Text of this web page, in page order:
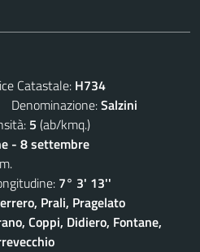
Catastale: H734
Denominazione:Salzini
5 (ab/kmq.)
- 8 settembre
7° 3' 13''
Prali, Pragelato
Coppi, Didiero, Fontane,